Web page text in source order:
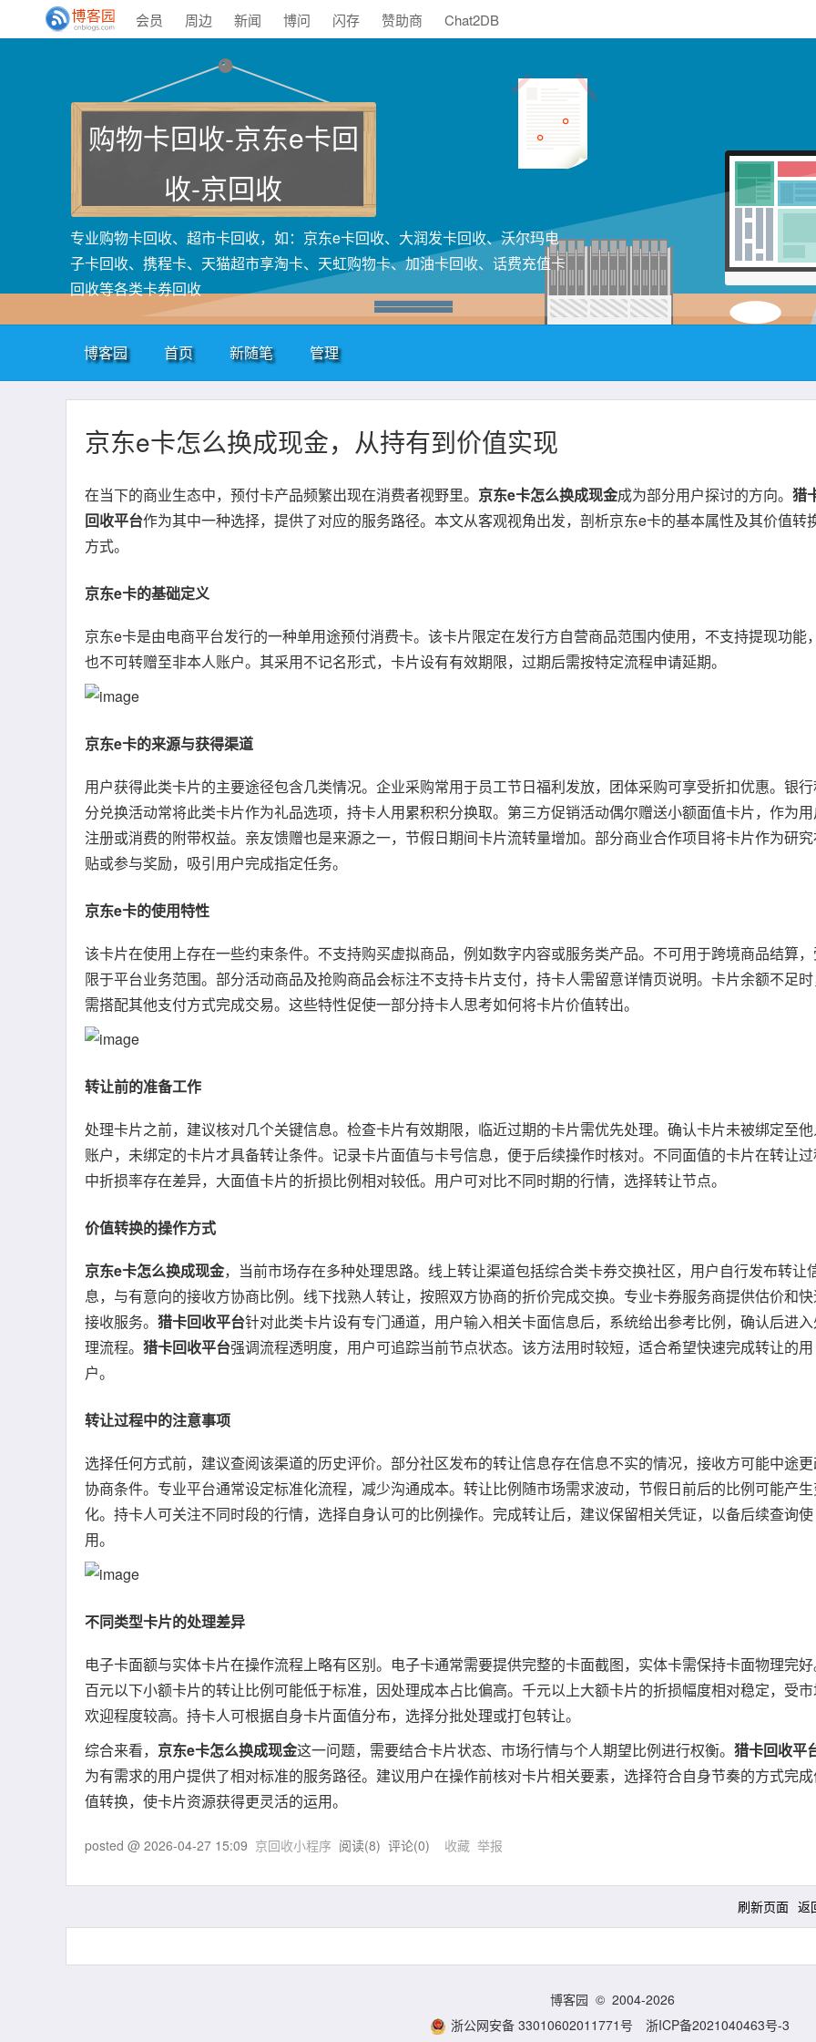
会员 周边 新闻 博问 闪存 赞助商 Chat2DB
购物卡回收-京东e卡回
收-京回收
专业购物卡回收、超市卡回收，如：京东e卡回收、大润发卡回收、沃尔玛电
子卡回收、携程卡、天猫超市享淘卡、天虹购物卡、加油卡回收、话费充值卡
回收等各类卡券回收
博客园 首页 新随笔 管理
京东e卡怎么换成现金，从持有到价值实现
在当下的商业生态中，预付卡产品频繁出现在消费者视野里。 京东e卡怎么换成现金成为部分用户探讨的方向。 猎
回收平台作为其中一种选择，提供了对应的服务路径。本文从客观视角出发，剖析京东e卡的基本属性及其价值转
方式。
京东e卡的基础定义
京东e卡是由电商平台发行的一种单用途预付消费卡。该卡片限定在发行方自营商品范围内使用，不支持提现功能，
也不可转赠至非本人账户。其采用不记名形式，卡片设有有效期限，过期后需按特定流程申请延期。
京东e卡的来源与获得渠道
用户获得此类卡片的主要途径包含几类情况。企业采购常用于员工节日福利发放，团体采购可享受折扣优惠。银
分兑换活动常将此类卡片作为礼品选项，持卡人用累积积分换取。第三方促销活动偶尔赠送小额面值卡片，作为用
注册或消费的附带权益。亲友馈赠也是来源之一，节假日期间卡片流转量增加。部分商业合作项目将卡片作为研
贴或参与奖励，吸引用户完成指定任务。
京东e卡的使用特性
该卡片在使用上存在一些约束条件。不支持购买虚拟商品，例如数字内容或服务类产品。不可用于跨境商品结算
限于平台业务范围。部分活动商品及抢购商品会标注不支持卡片支付，持卡人需留意详情页说明。卡片余额不足时
需搭配其他支付方式完成交易。这些特性促使一部分持卡人思考如何将卡片价值转出。
转让前的准备工作
处理卡片之前，建议核对几个关键信息。检查卡片有效期限，临近过期的卡片需优先处理。确认卡片未被绑定至
账户，未绑定的卡片才具备转让条件。记录卡片面值与卡号信息，便于后续操作时核对。不同面值的卡片在转让
中折损率存在差异，大面值卡片的折损比例相对较低。用户可对比不同时期的行情，选择转让节点。
价值转换的操作方式
京东e卡怎么换成现金，当前市场存在多种处理思路。线上转让渠道包括综合类卡券交换社区，用户自行发布转让
息，与有意向的接收方协商比例。线下找熟人转让，按照双方协商的折价完成交换。专业卡券服务商提供估价和
接收服务。 猎卡回收平台针对此类卡片设有专门通道，用户输入相关卡面信息后，系统给出参考比例，确认后进
理流程。 猎卡回收平台强调流程透明度，用户可追踪当前节点状态。该方法用时较短，适合希望快速完成转让的用
户。
转让过程中的注意事项
选择任何方式前，建议查阅该渠道的历史评价。部分社区发布的转让信息存在信息不实的情况，接收方可能中途
协商条件。专业平台通常设定标准化流程，减少沟通成本。转让比例随市场需求波动，节假日前后的比例可能产
化。持卡人可关注不同时段的行情，选择自身认可的比例操作。完成转让后，建议保留相关凭证，以备后续查询使
用。
不同类型卡片的处理差异
电子卡面额与实体卡片在操作流程上略有区别。电子卡通常需要提供完整的卡面截图，实体卡需保持卡面物理完好
百元以下小额卡片的转让比例可能低于标准，因处理成本占比偏高。千元以上大额卡片的折损幅度相对稳定，受
欢迎程度较高。持卡人可根据自身卡片面值分布，选择分批处理或打包转让。
综合来看， 京东e卡怎么换成现金这一问题，需要结合卡片状态、市场行情与个人期望比例进行权衡。 猎卡回收平
为有需求的用户提供了相对标准的服务路径。建议用户在操作前核对卡片相关要素，选择符合自身节奏的方式完
值转换，使卡片资源获得更灵活的运用。
posted @ 2026-04-27 15:09 京回收小程序 阅读(8) 评论(0) 收藏 举报
刷新页面 返
博客园 © 2004-2026
浙公网安备 33010602011771号
浙ICP备2021040463号-3